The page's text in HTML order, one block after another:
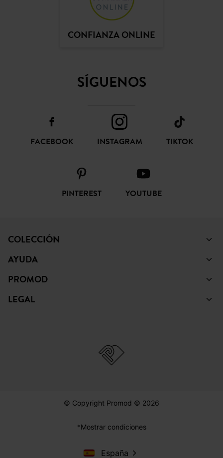
CONFIANZA ONLINE
SÍGUENOS
FACEBOOK INSTAGRAM TIKTOK
PINTEREST YOUTUBE
COLECCIÓN
AYUDA
PROMOD
LEGAL
© Copyright Promod © 2026
*Mostrar condiciones
España